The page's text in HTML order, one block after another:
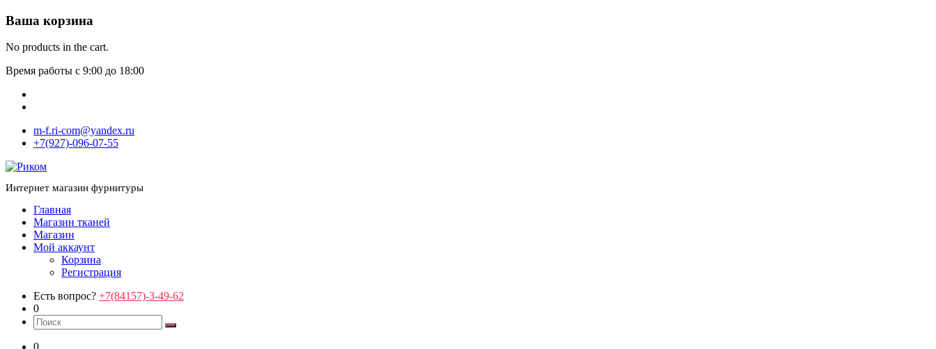
Ваша корзина
No products in the cart.
Время работы с 9:00 до 18:00
m-f.ri-com@yandex.ru
+7(927)-096-07-55
Интернет магазин фурнитуры
Главная
Магазин тканей
Магазин
Мой аккаунт
Корзина
Регистрация
Есть вопрос? +7(84157)-3-49-62
0